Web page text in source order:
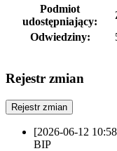
Podmiot
udostępniający:
Odwiedziny:
Rejestr zmian
Rejestr zmian
[2026-06-12
BIP